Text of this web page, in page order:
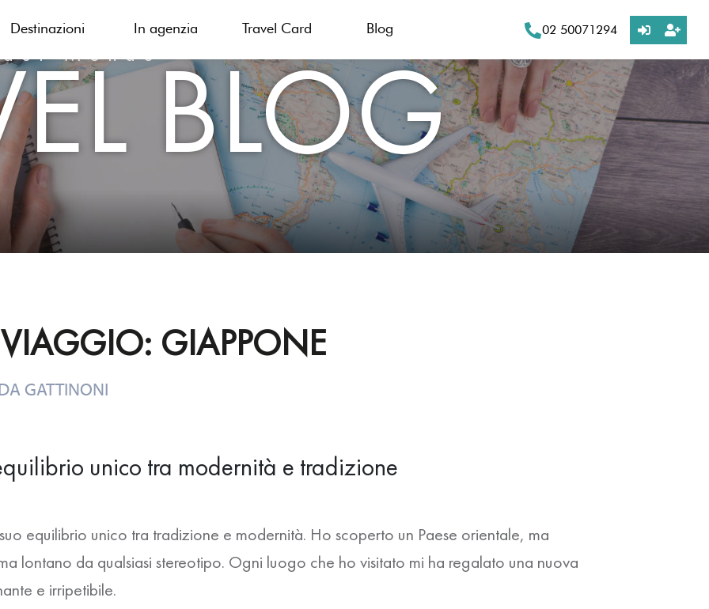
Destinazioni In agenzia Travel Card Blog 02 50071294
Mondo BLOG
GIAPPONE
GATTINONI
unico tra modernità e tradizione
equilibrio unico tra tradizione e modernità. Ho scoperto un Paese orientale, ma
lontano da qualsiasi stereotipo. Ogni luogo che ho visitato mi ha regalato una nuova
e irripetibile.